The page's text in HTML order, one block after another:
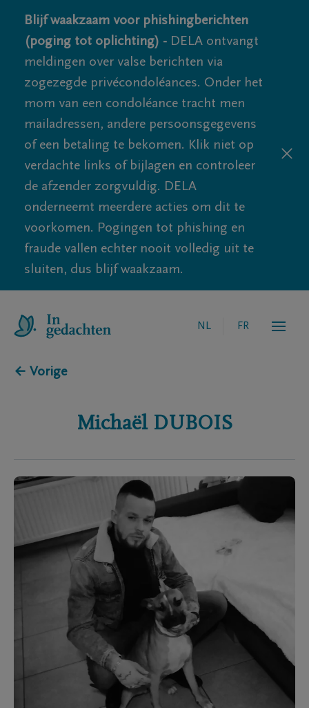
Blijf waakzaam voor phishingberichten
(poging tot oplichting) - DELA ontvangt
meldingen over valse berichten via
zogezegde privécondoléances. Onder het
mom van een condoléance tracht men
mailadressen, andere persoonsgegevens
of een betaling te bekomen. Klik niet op
verdachte links of bijlagen en controleer
de afzender zorgvuldig. DELA
onderneemt meerdere acties om dit te
voorkomen. Pogingen tot phishing en
fraude vallen echter nooit volledig uit te
sluiten, dus blijf waakzaam.
NL FR
← Vorige
Michaël DUBOIS